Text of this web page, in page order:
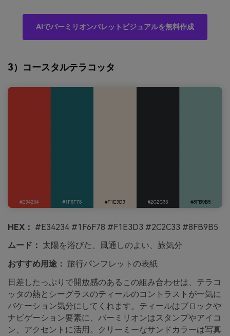
AIでバーミリオンパレットビジュアルを無料作成
3）コースタルテラコッタ
HEX： #E34234 #1F6F78 #F1E3D3 #2C2C33 #8FB9B5
ムード： 太陽を浴びた、風通しのよい、旅気分
おすすめ用途： 旅行パンフレットの表紙
日差したっぷりで開放感のあるこの組み合わせは、テラコ
ッタの熱とシーグラスのティールのコントラストが一気に
バケーション気分にしてくれます。ティールはブロックや
ナビゲーション要素に、バーミリオンはスタンプやアイコ
ン、アクセントに活用。クリーミーなサンドカラーは写真